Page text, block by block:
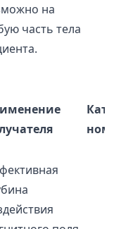
на
часть тела
номер